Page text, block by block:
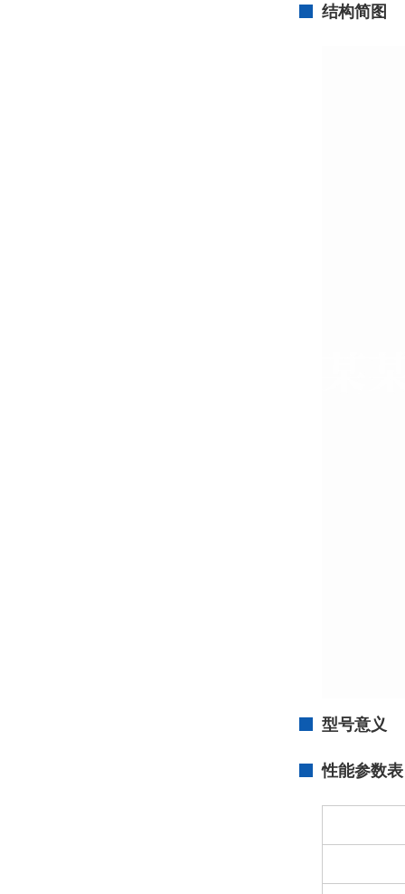
结构简图
型号意义
性能参数表